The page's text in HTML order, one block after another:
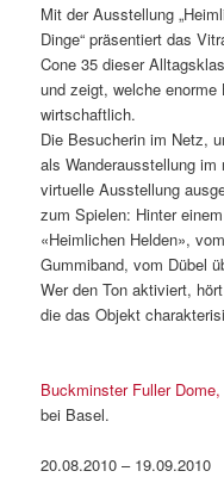
Mit der Ausstellung
Dinge“ präsentiert das
Cone 35 dieser
und zeigt, welche
wirtschaftlich.
Die Besucherin im Netz,
als Wanderausstellung
virtuelle Ausstellung
zum Spielen: Hinter
«Heimlichen Helden»,
Gummiband, vom Dübel
Wer den Ton aktiviert,
die das Objekt
Buckminster Fuller
bei Basel.
20.08.2010 – 19.09.2010